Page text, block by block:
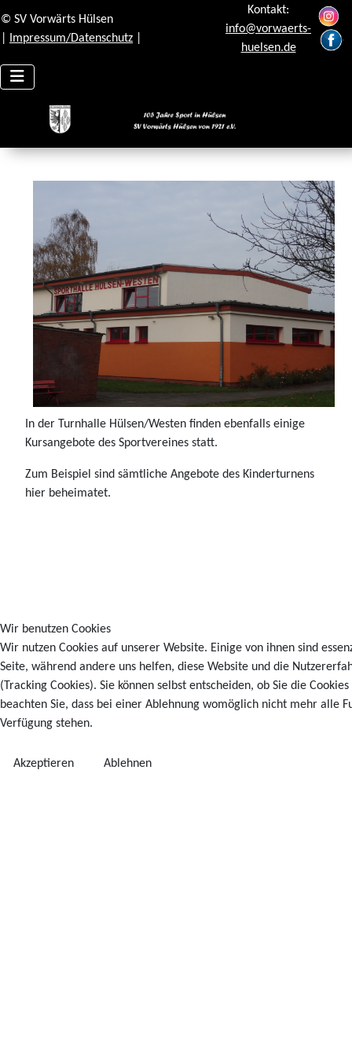
© SV Vorwärts Hülsen
Impressum/Datenschutz
Kontakt:
info@vorwaerts-
huelsen.de
In der Turnhalle Hülsen/Westen finden ebenfalls einige
Kursangebote des Sportvereines statt.
Zum Beispiel sind sämtliche Angebote des Kinderturnens
hier beheimatet.
Wir benutzen Cookies
Wir nutzen Cookies auf unserer Website. Einige von ihnen sind
Seite, während andere uns helfen, diese Website und die
(Tracking Cookies). Sie können selbst entscheiden, ob Sie die
beachten Sie, dass bei einer Ablehnung womöglich nicht mehr alle
Verfügung stehen.
Akzeptieren Ablehnen